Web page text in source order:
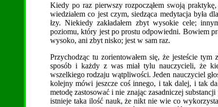
Kiedy po raz pierwszy rozpocząłem swoją
wiedziałem co jest czym, siedząca medytacja była
łzy. Niekiedy zakładałem zbyt wysokie cele;
poziomu, który jest po prostu odpowiedni. Bowiem
wysoko, ani zbyt nisko; jest w sam raz.
Przychodząc tu zorientowałem się, że jesteście
sposób i każdy z was miał tylu nauczycieli, że
wszelkiego rodzaju wątpliwości. Jeden nauczyciel
kolejny mówi jeszcze coś innego, i tak dalej, i tak
metodę zastosować i nie znając zasadniczej
istnieje taka ilość nauk, że nikt nie wie co